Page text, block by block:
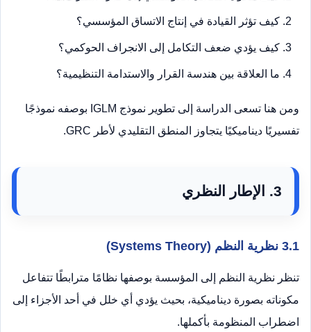
كيف تؤثر القيادة في إنتاج الاتساق المؤسسي؟
كيف يؤدي ضعف التكامل إلى الانجراف الحوكمي؟
ما العلاقة بين هندسة القرار والاستدامة التنظيمية؟
ومن هنا تسعى الدراسة إلى تطوير نموذج IGLM بوصفه نموذجًا
تفسيريًا ديناميكيًا يتجاوز المنطق التقليدي لأطر GRC.
3. الإطار النظري
3.1 نظرية النظم (Systems Theory)
تنظر نظرية النظم إلى المؤسسة بوصفها نظامًا مترابطًا تتفاعل
مكوناته بصورة ديناميكية، بحيث يؤدي أي خلل في أحد الأجزاء إلى
اضطراب المنظومة بأكملها.